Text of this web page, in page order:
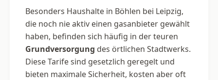
Besonders Haushalte in Böhlen bei Leipzig,
die noch nie aktiv einen gasanbieter gewählt
haben, befinden sich häufig in der teuren
Grundversorgung des örtlichen Stadtwerks.
Diese Tarife sind gesetzlich geregelt und
bieten maximale Sicherheit, kosten aber oft